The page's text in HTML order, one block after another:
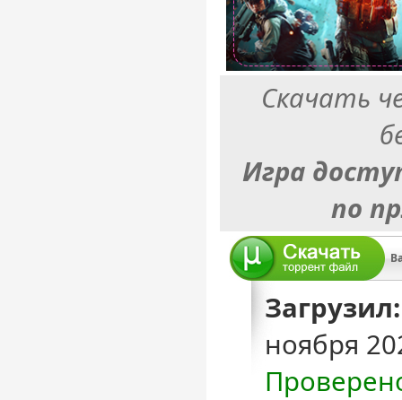
Скачать
Игра
по
Загрузил:
ноября